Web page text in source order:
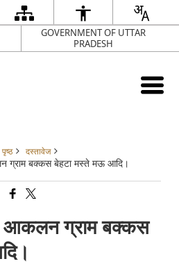
GOVERNMENT OF UTTAR
PRADESH
दस्तावेज
ग्राम बक्कस बेहटा मस्ते मऊ आदि।
आकलन ग्राम बक्कस